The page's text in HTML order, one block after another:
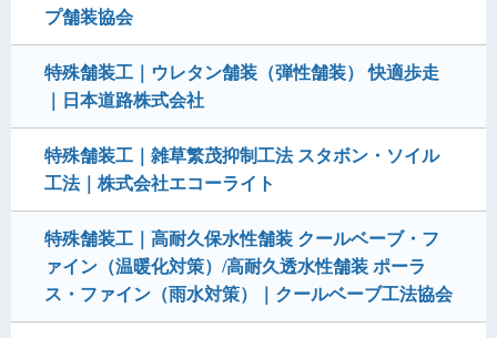
プ舗装協会
特殊舗装工｜ウレタン舗装（弾性舗装） 快適歩走
｜日本道路株式会社
特殊舗装工｜雑草繁茂抑制工法 スタボン・ソイル
工法｜株式会社エコーライト
特殊舗装工｜高耐久保水性舗装 クールベーブ・フ
ァイン（温暖化対策）/高耐久透水性舗装 ポーラ
ス・ファイン（雨水対策）｜クールベーブ工法協会